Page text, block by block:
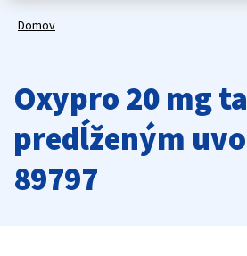
Domov
Oxypro 20 mg
predĺženým
89797